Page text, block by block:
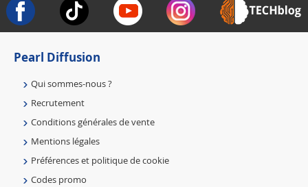
Pearl Diffusion
Qui sommes-nous ?
Recrutement
Conditions générales de vente
Mentions légales
Préférences et politique de cookie
Codes promo